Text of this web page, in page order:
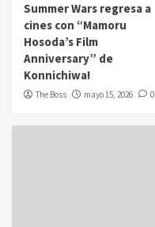
Summer Wars regresa a
cines con “Mamoru
Hosoda’s Film
Anniversary” de
Konnichiwa!
The Boss mayo 15, 2026 0